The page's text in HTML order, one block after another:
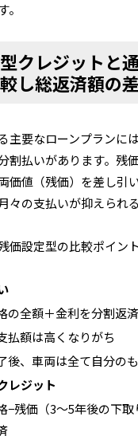
クレジットと
し総返済額の
主要なローンプランに
割払いがあります。残
価値（残価）を差し引
々の支払いが抑えられ
価設定型の比較ポイン
の全額＋金利を分割返済
払額は高くなりがち
後、車両は全て自分の
レジット
−残価（3～5年後の下